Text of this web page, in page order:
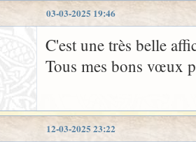
03-03-2025 19:46
C'est une très belle
Tous mes bons vœux
12-03-2025 23:22